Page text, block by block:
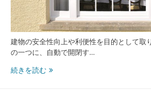
ン
テ
ナ
ン
ス
で
建物の安全性向上や利便性を目的として取
の一つに、自動で開閉す…
続きを読む電